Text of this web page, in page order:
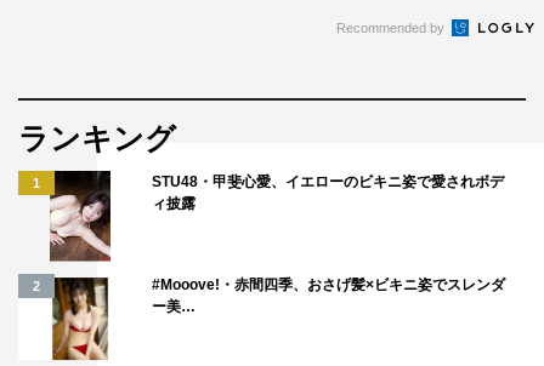
8月6日まで東京公演はシアタークリエにて上演中
8月17日～22日 森ノ宮ピロティホール
8月27日～27日 福岡市民会館
■ソンジェ スケジュール
映画：韓国主演映画「Guest House」ソンジェトークイベ
ント付き上映会
2017年7月30日（日）大阪エルシアター
2017年8月06日（日）さくらホール
Recommended by
ランキング
1
STU48・甲斐心愛、イエローのビキニ姿で愛されボデ
ィ披露
2
#Mooove!・赤間四季、おさげ髪×ビキニ姿でスレンダ
ー美…